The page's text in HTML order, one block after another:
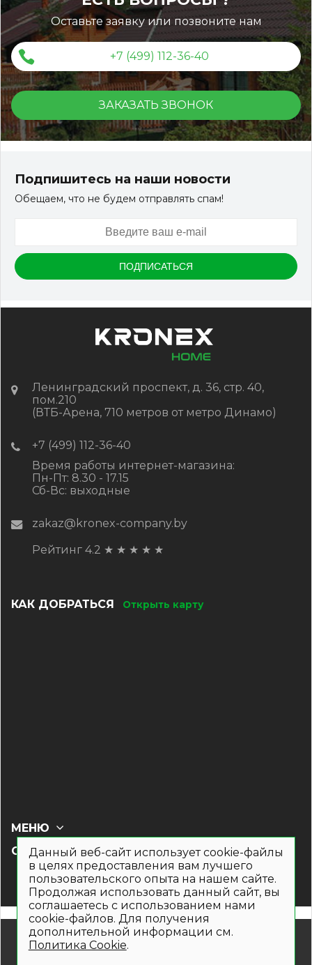
Оставьте заявку или позвоните нам
+7 (499) 112-36-40
ЗАКАЗАТЬ ЗВОНОК
Подпишитесь на наши новости
Обещаем, что не будем отправлять спам!
Ленинградский проспект, д. 36, стр. 40,
пом.210
(ВТБ-Арена, 710 метров от метро Динамо)
+7 (499) 112-36-40
Время работы интернет-магазина:
Пн-Пт: 8.30 - 17.15
Сб-Вс: выходные
zakaz@kronex-company.by
Рейтинг 4.2 ★ ★ ★ ★ ★
КАК ДОБРАТЬСЯ Открыть карту
СОЦ СЕТИ
МЕНЮ
© 2019- 2026. Общество с ограниченной ответственностью
Данный веб-сайт использует cookie-файлы
в целях предоставления вам лучшего
пользовательского опыта на нашем сайте.
Продолжая использовать данный сайт, вы
соглашаетесь с использованием нами
cookie-файлов. Для получения
дополнительной информации см.
Политика Cookie.